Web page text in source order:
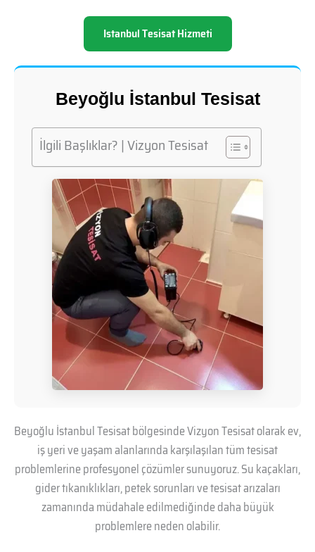
Istanbul Tesisat Hizmeti
Beyoğlu İstanbul Tesisat
İlgili Başlıklar? | Vizyon Tesisat
Beyoğlu İstanbul Tesisat bölgesinde Vizyon Tesisat olarak ev,
iş yeri ve yaşam alanlarında karşılaşılan tüm tesisat
problemlerine profesyonel çözümler sunuyoruz. Su kaçakları,
gider tıkanıklıkları, petek sorunları ve tesisat arızaları
zamanında müdahale edilmediğinde daha büyük
problemlere neden olabilir.